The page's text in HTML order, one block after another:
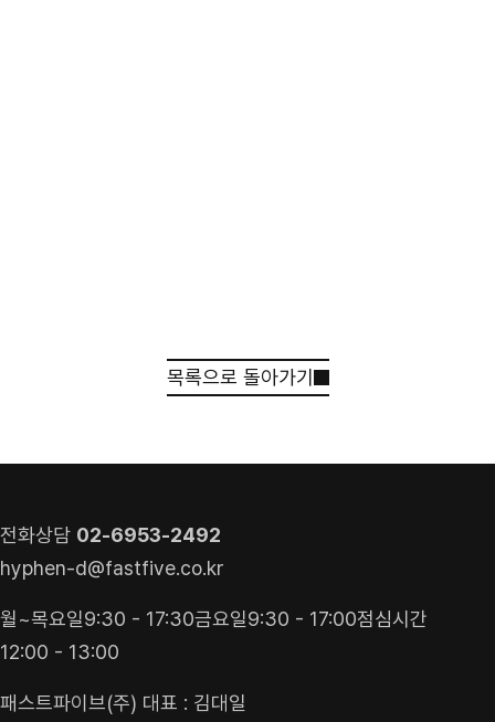
목록으로 돌아가기
전화상담 02-6953-2492
hyphen-d@fastfive.co.kr
월~목요일9:30 - 17:30금요일9:30 - 17:00점심시간
12:00 - 13:00
패스트파이브(주) 대표 : 김대일